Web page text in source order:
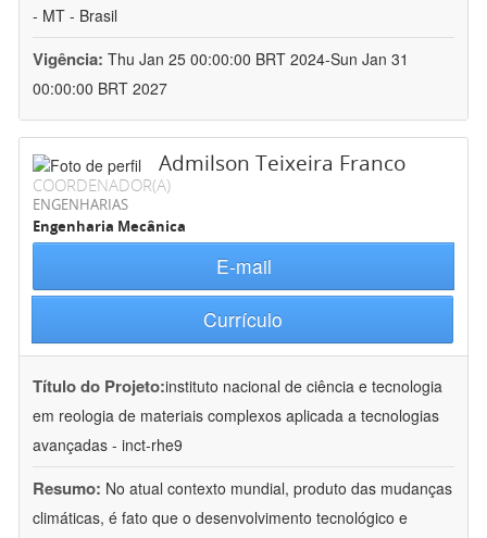
- MT - Brasil
Vigência: Thu Jan 25 00:00:00 BRT 2024-Sun Jan 31
00:00:00 BRT 2027
Admilson Teixeira Franco
COORDENADOR(A)
ENGENHARIAS
Engenharia Mecânica
E-mail
Currículo
Título do Projeto:instituto nacional de ciência e tecnologia
em reologia de materiais complexos aplicada a tecnologias
avançadas - inct-rhe9
Resumo: No atual contexto mundial, produto das mudanças
climáticas, é fato que o desenvolvimento tecnológico e